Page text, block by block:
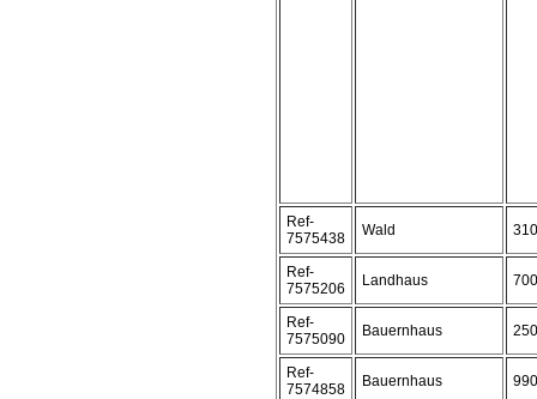
Ref-
7575438
Wald
Ref-
7575206
Landhaus
Ref-
7575090
Bauernhaus
Ref-
7574858
Bauernhaus